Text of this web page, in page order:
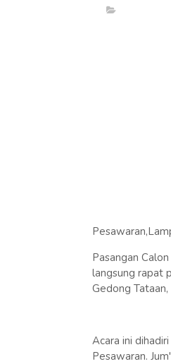
Pasangan
langsung rapat
Gedong
Acara ini
Pesawaran.